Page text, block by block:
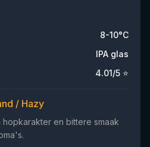
8-10°C
IPA glas
4.01/5 ⭐
/ Hazy
hopkarakter en bittere smaak